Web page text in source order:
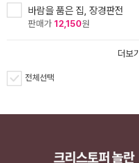
바람을 품은 집, 장경판전
판매가 12,150원
더보기
전체선택